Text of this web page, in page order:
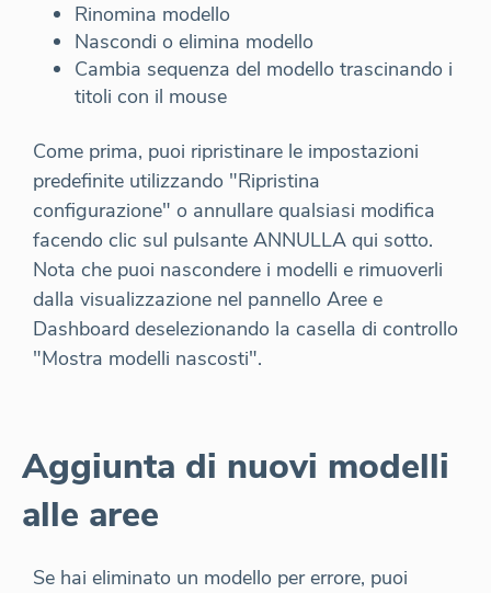
Rinomina modello
Nascondi o elimina modello
Cambia sequenza del modello trascinando i
titoli con il mouse
Come prima, puoi ripristinare le impostazioni
predefinite utilizzando "Ripristina
configurazione" o annullare qualsiasi modifica
facendo clic sul pulsante ANNULLA qui sotto.
Nota che puoi nascondere i modelli e rimuoverli
dalla visualizzazione nel pannello Aree e
Dashboard deselezionando la casella di controllo
"Mostra modelli nascosti".
Aggiunta di nuovi modelli
alle aree
Se hai eliminato un modello per errore, puoi